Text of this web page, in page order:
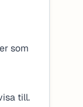
som
till.